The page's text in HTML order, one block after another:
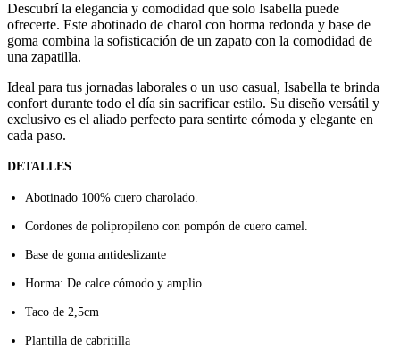
Descubrí la elegancia y comodidad que solo Isabella puede
ofrecerte. Este abotinado de charol con horma redonda y base de
goma combina la sofisticación de un zapato con la comodidad de
una zapatilla.
Ideal para tus jornadas laborales o un uso casual, Isabella te brinda
confort durante todo el día sin sacrificar estilo. Su diseño versátil y
exclusivo es el aliado perfecto para sentirte cómoda y elegante en
cada paso.
DETALLES
Abotinado 100% cuero charolado.
Cordones de polipropileno con pompón de cuero camel.
Base de goma antideslizante
Horma: De calce cómodo y amplio
Taco de 2,5cm
Plantilla de cabritilla